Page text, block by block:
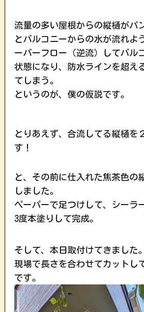
流量の多い屋根からの縦樋がパ
とバルコニーからの水が流れよ
ーバーフロー（逆流）してバル
状態になり、防水ラインを超え
てしまう。
というのが、僕の仮説です。
とりあえず、合流してる縦樋を
す！
と、その前に仕入れた焦茶色の
しました。
ペーパーで足つけして、シーラ
3度本塗りして完成。
そして、本日取付けてきました。
現場で長さを合わせてカットし
です。